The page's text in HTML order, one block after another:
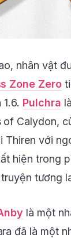
nhân vật
Zone Zero
Pulchra
of Calydon,
Thiren với
hiện trong
tương
là một
đã là một